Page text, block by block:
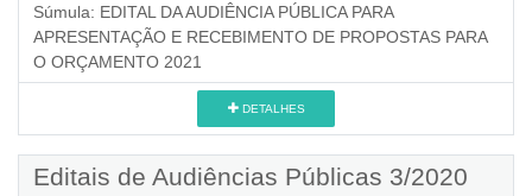
Súmula: EDITAL DA AUDIÊNCIA PÚBLICA PARA
APRESENTAÇÃO E RECEBIMENTO DE PROPOSTAS PARA
O ORÇAMENTO 2021
DETALHES
Editais de Audiências Públicas 3/2020